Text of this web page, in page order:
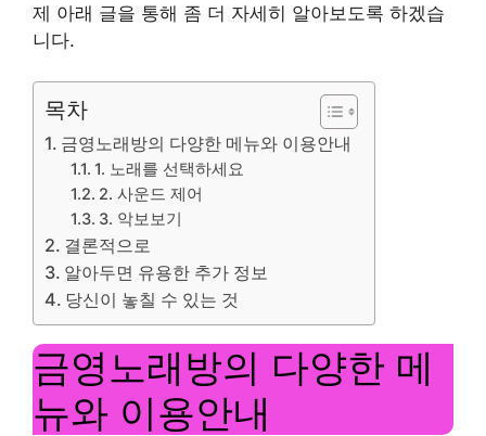
제 아래 글을 통해 좀 더 자세히 알아보도록 하겠습
니다.
목차
금영노래방의 다양한 메뉴와 이용안내
1. 노래를 선택하세요
2. 사운드 제어
3. 악보보기
결론적으로
알아두면 유용한 추가 정보
당신이 놓칠 수 있는 것
금영노래방의 다양한 메
뉴와 이용안내